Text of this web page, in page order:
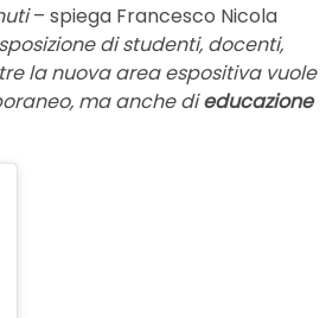
– spiega Francesco Nicola
di studenti, docenti,
la nuova area espositiva vuole
ma anche dieducazione